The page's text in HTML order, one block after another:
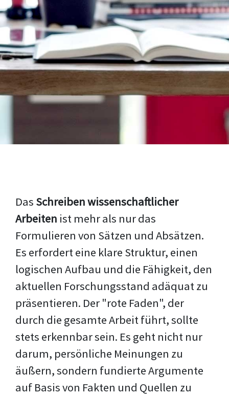
Das Schreiben wissenschaftlicher
Arbeiten ist mehr als nur das
Formulieren von Sätzen und Absätzen.
Es erfordert eine klare Struktur, einen
logischen Aufbau und die Fähigkeit, den
aktuellen Forschungsstand adäquat zu
präsentieren. Der "rote Faden", der
durch die gesamte Arbeit führt, sollte
stets erkennbar sein. Es geht nicht nur
darum, persönliche Meinungen zu
äußern, sondern fundierte Argumente
auf Basis von Fakten und Quellen zu